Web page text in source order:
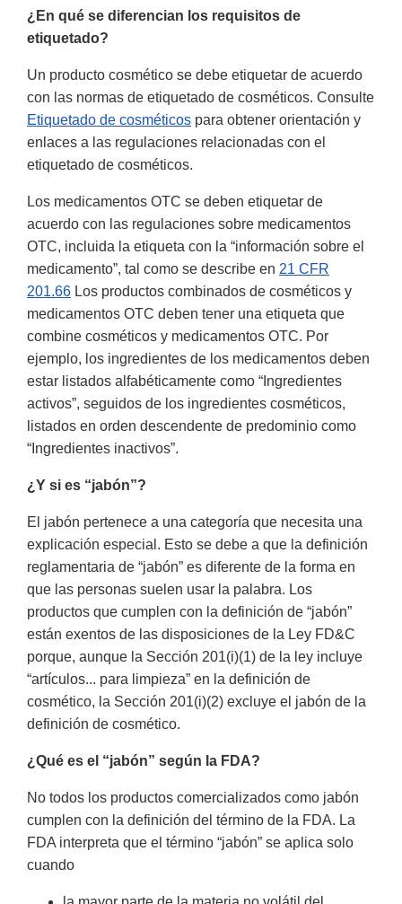
¿En qué se diferencian los requisitos de
etiquetado?
Un producto cosmético se debe etiquetar de acuerdo
con las normas de etiquetado de cosméticos. Consulte
Etiquetado de cosméticos para obtener orientación y
enlaces a las regulaciones relacionadas con el
etiquetado de cosméticos.
Los medicamentos OTC se deben etiquetar de
acuerdo con las regulaciones sobre medicamentos
OTC, incluida la etiqueta con la “información sobre el
medicamento”, tal como se describe en 21 CFR
201.66 Los productos combinados de cosméticos y
medicamentos OTC deben tener una etiqueta que
combine cosméticos y medicamentos OTC. Por
ejemplo, los ingredientes de los medicamentos deben
estar listados alfabéticamente como “Ingredientes
activos”, seguidos de los ingredientes cosméticos,
listados en orden descendente de predominio como
“Ingredientes inactivos”.
¿Y si es “jabón”?
El jabón pertenece a una categoría que necesita una
explicación especial. Esto se debe a que la definición
reglamentaria de “jabón” es diferente de la forma en
que las personas suelen usar la palabra. Los
productos que cumplen con la definición de “jabón”
están exentos de las disposiciones de la Ley FD&C
porque, aunque la Sección 201(i)(1) de la ley incluye
“artículos... para limpieza” en la definición de
cosmético, la Sección 201(i)(2) excluye el jabón de la
definición de cosmético.
¿Qué es el “jabón” según la FDA?
No todos los productos comercializados como jabón
cumplen con la definición del término de la FDA. La
FDA interpreta que el término “jabón” se aplica solo
cuando